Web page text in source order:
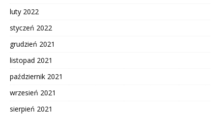
luty 2022
styczeń 2022
grudzień 2021
listopad 2021
październik 2021
wrzesień 2021
sierpień 2021